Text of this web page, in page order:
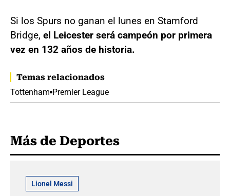
Si los Spurs no ganan el lunes en Stamford
Bridge, el Leicester será campeón por primera
vez en 132 años de historia.
Temas relacionados
Tottenham Premier League
Más de Deportes
Lionel Messi